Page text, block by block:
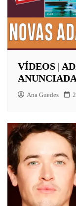
VÍDEOS |
Ana Guedes